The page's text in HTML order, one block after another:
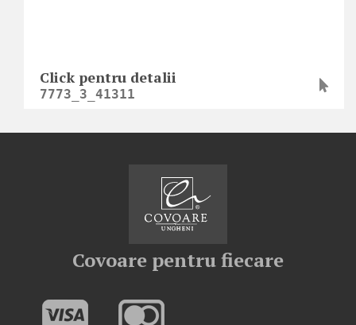
Click pentru detalii
7773_3_41311
Covoare pentru fiecare